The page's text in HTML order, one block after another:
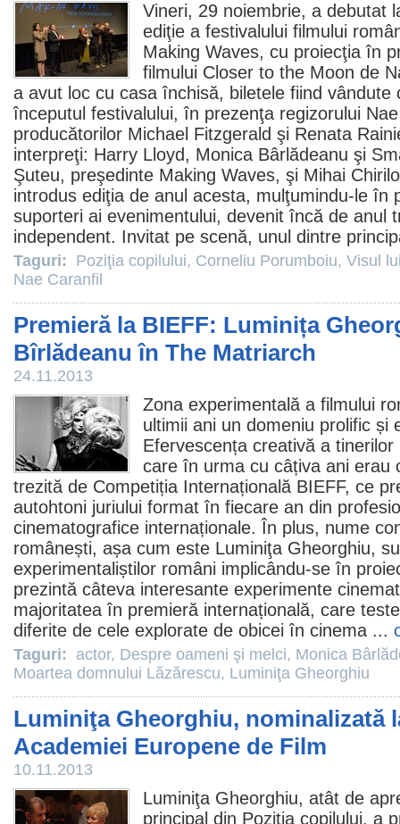
Vineri, 29 noiembrie, a debutat
ediţie a festivalului filmului
Making Waves, cu proiecţia în
filmului Closer to the Moon de
a avut loc cu casa închisă, biletele fiind
începutul festivalului, în prezenţa regizorului
producătorilor Michael Fitzgerald şi Renata
interpreţi: Harry Lloyd, Monica Bârlădeanu şi
Şuteu, preşedinte Making Waves, şi Mihai
introdus ediţia de anul acesta, mulţumindu-le în
suporteri ai evenimentului, devenit încă de anul
independent. Invitat pe scenă, unul dintre
Taguri: Poziţia copilului, Corneliu Porumboiu, Visul
Nae Caranfil
Premieră la BIEFF: Luminița
Bîrlădeanu în The Matriarch
24.11.2013
Zona experimentală a filmului
ultimii ani un domeniu prolific și
Efervescența creativă a
care în urma cu câțiva ani erau
trezită de Competiția Internațională BIEFF, ce
autohtoni juriului format în fiecare an din
cinematografice internaționale. În plus, nume
românești, așa cum este Luminiţa Gheorghiu,
experimentaliștilor români implicându-se în
prezintă câteva interesante experimente
majoritatea în premieră internațională, care
diferite de cele explorate de obicei în cinema ...
Taguri: actor, Despre oameni şi melci, Monica
Moartea domnului Lăzărescu, Luminiţa Gheorghiu
Luminiţa Gheorghiu, nominalizată
Academiei Europene de Film
10.11.2013
Luminiţa Gheorghiu, atât de
principal din Poziţia copilului, a